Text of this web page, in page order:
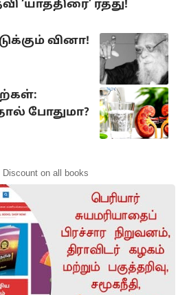
ரத்து!
வினா!
போதுமா?
Discount on all books